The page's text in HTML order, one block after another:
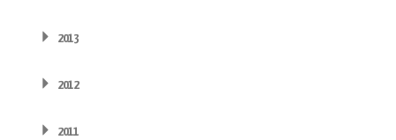
2013
2012
2011